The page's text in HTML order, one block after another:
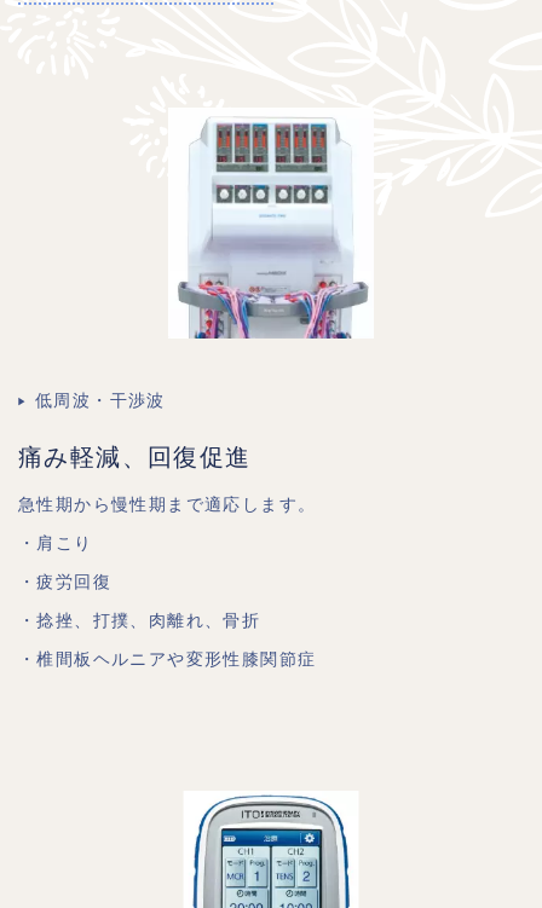
低周波・干渉波
痛み軽減、回復促進
急性期から慢性期まで適応します。
・肩こり
・疲労回復
・捻挫、打撲、肉離れ、骨折
・椎間板ヘルニアや変形性膝関節症